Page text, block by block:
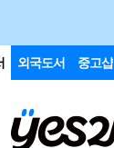
외국도서 중고샵